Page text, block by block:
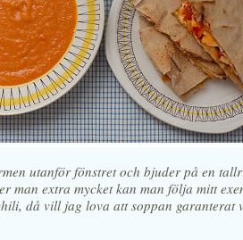
utanför fönstret och bjuder på en
man extra mycket kan man följa mitt
då vill jag lova att soppan garanterat